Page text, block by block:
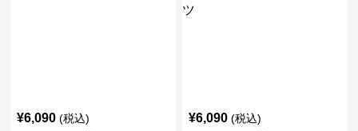
¥6,090 (税込) ¥6,090 (税込)